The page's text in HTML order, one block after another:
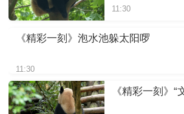
11:30
《精彩一刻》泡水池躲太阳啰
11:30
《精彩一刻》“